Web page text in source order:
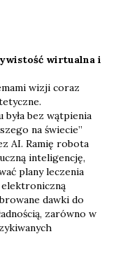
wirtualna i
wizji coraz
bez wątpienia
na świecie”
AI. Ramię robota
inteligencję,
plany leczenia
elektroniczną
dawki do
zarówno w